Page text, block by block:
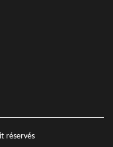
réservés